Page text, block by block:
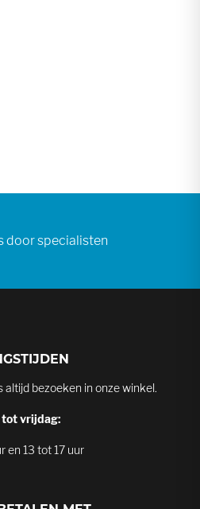
door specialisten
altijd bezoeken in onze winkel.
tot vrijdag:
en 13 tot 17 uur